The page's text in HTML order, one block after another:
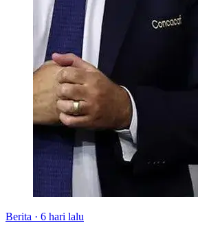
Berita · 6 hari lalu